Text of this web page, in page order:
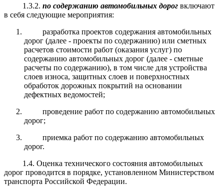
1.3.2.по содержанию автомобильных дорог включают
в себя следующие мероприятия:
разработка проектов содержания автомобильных
дорог (далее - проекты по содержанию) или сметных
расчетов стоимости работ (оказания услуг) по
содержанию автомобильных дорог (далее - сметные
расчеты по содержанию), в том числе для устройства
слоев износа, защитных слоев и поверхностных
обработок дорожных покрытий на основании
дефектных ведомостей;
проведение работ по содержанию автомобильных
дорог;
приемка работ по содержанию автомобильных
дорог.
1.4. Оценка технического состояния автомобильных
дорог проводится в порядке, установленном Министерством
транспорта Российской Федерации.